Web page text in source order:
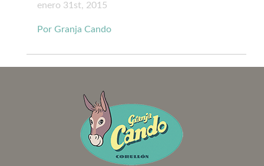
enero 31st, 2015
Por Granja Cando